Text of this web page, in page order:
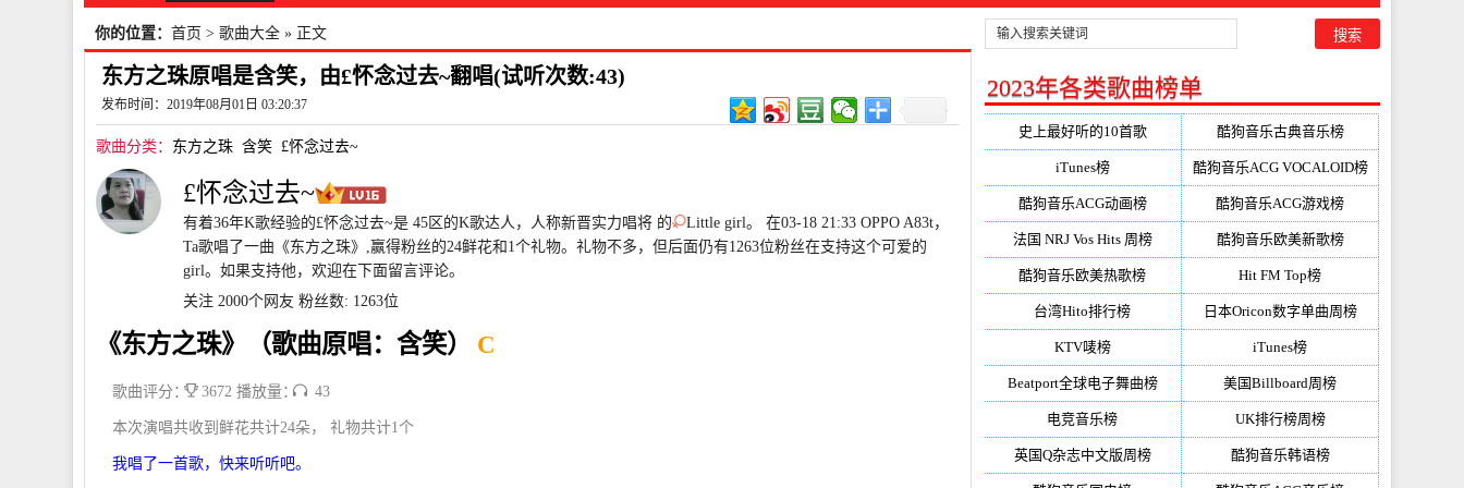
你的位置： 首页 > 歌曲大全 » 正文
东方之珠原唱是含笑，由£怀念过去~翻唱(试听次数:43)
发布时间：2019年08月01日 03:20:37
歌曲分类： 东方之珠 含笑 £怀念过去~
£怀念过去~
有着36年K歌经验的£怀念过去~是 45区的K歌达人，人称新晋实力唱将 的
Little girl。 在03-18 21:33 OPPO A83t，
Ta歌唱了一曲《东方之珠》,赢得粉丝的24鲜花和1个礼物。礼物不多，但后面仍有1263位粉丝在支持这个可爱的
girl。如果支持他，欢迎在下面留言评论。
关注 2000个网友 粉丝数: 1263位
《东方之珠》（歌曲原唱：含笑） C
歌曲评分： 3672 播放量： 43
本次演唱共收到鲜花共计24朵， 礼物共计1个
我唱了一首歌，快来听听吧。
2023年各类歌曲榜单
史上最好听的10首歌 酷狗音乐古典音乐榜
iTunes榜 酷狗音乐ACG VOCALOID榜
酷狗音乐ACG动画榜 酷狗音乐ACG游戏榜
法国 NRJ Vos Hits 周榜 酷狗音乐欧美新歌榜
酷狗音乐欧美热歌榜 Hit FM Top榜
台湾Hito排行榜 日本Oricon数字单曲周榜
KTV唛榜 iTunes榜
Beatport全球电子舞曲榜 美国Billboard周榜
电竞音乐榜 UK排行榜周榜
英国Q杂志中文版周榜 酷狗音乐韩语榜